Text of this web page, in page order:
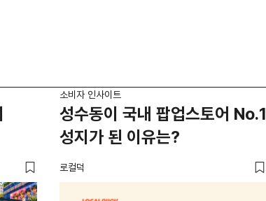
소비자 인사이트
성수동이 국내 팝업스토어 No.1
성지가 된 이유는?
로컬덕